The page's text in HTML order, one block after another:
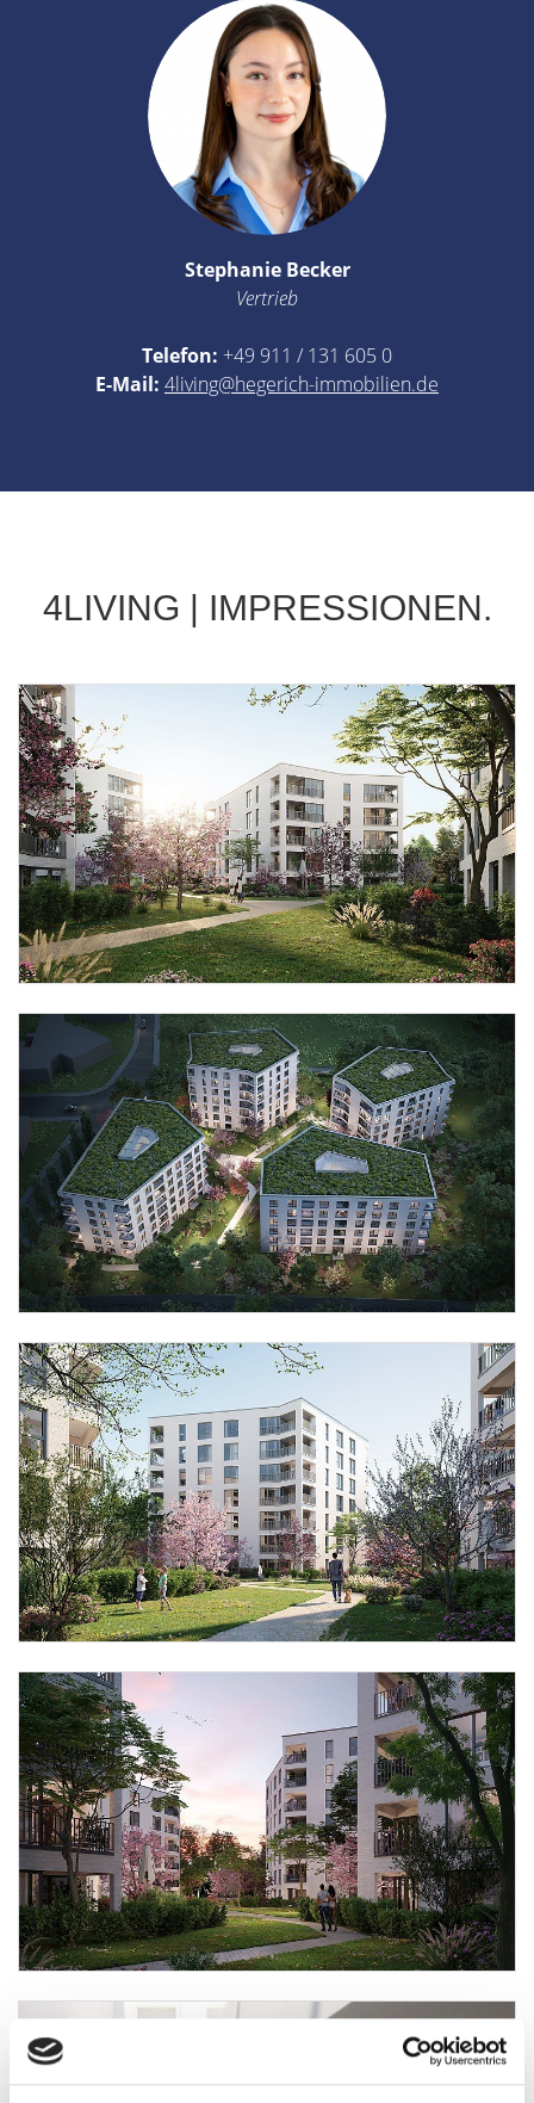
Stephanie Becker
Vertrieb
Telefon: +49 911 / 131 605 0
E-Mail: 4living@hegerich-immobilien.de
4LIVING | IMPRESSIONEN.